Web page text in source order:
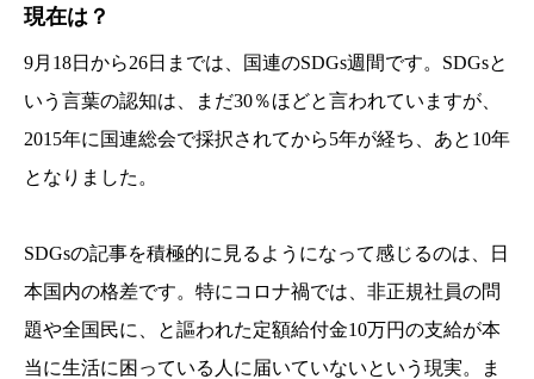
現在は？
9月18日から26日までは、国連のSDGs週間です。SDGsと
いう言葉の認知は、まだ30％ほどと言われていますが、
2015年に国連総会で採択されてから5年が経ち、あと10年
となりました。
SDGsの記事を積極的に見るようになって感じるのは、日
本国内の格差です。特にコロナ禍では、非正規社員の問
題や全国民に、と謳われた定額給付金10万円の支給が本
当に生活に困っている人に届いていないという現実。ま